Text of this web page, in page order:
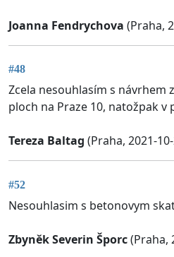
Joanna Fendrychova (Praha,
#48
Zcela nesouhlasím s návrhem
ploch na Praze 10, natožpak v
Tereza Baltag (Praha, 2021-
#52
Nesouhlasim s betonovym
Zbyněk Severin Šporc(Praha,